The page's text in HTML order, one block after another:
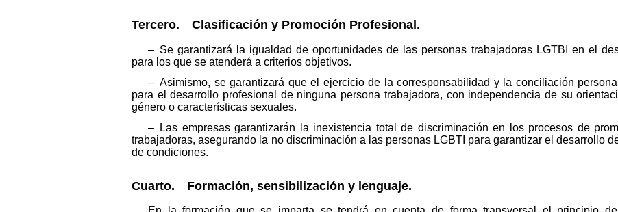
Tercero. Clasificación y Promoción Profesional.
– Se garantizará la igualdad de oportunidades de las personas trabajadoras LGTBI en el
para los que se atenderá a criterios objetivos.
– Asimismo, se garantizará que el ejercicio de la corresponsabilidad y la conciliación
para el desarrollo profesional de ninguna persona trabajadora, con independencia de su
género o características sexuales.
– Las empresas garantizarán la inexistencia total de discriminación en los procesos de
trabajadoras, asegurando la no discriminación a las personas LGBTI para garantizar el desarrollo
de condiciones.
Cuarto. Formación, sensibilización y lenguaje.